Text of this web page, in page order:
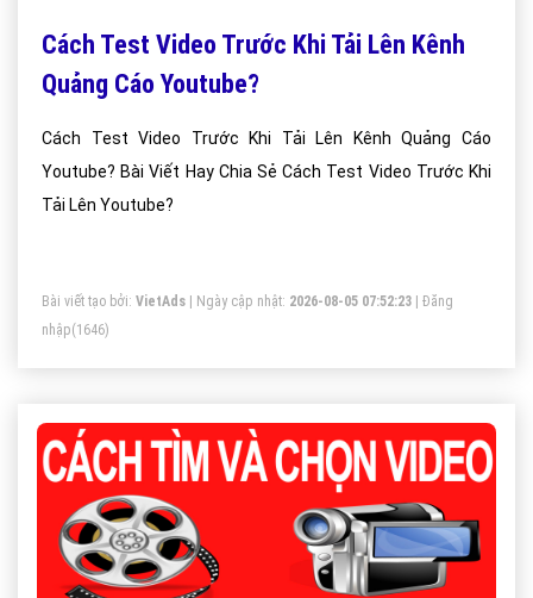
Cách Test Video Trước Khi Tải Lên Kênh
Quảng Cáo Youtube?
Cách Test Video Trước Khi Tải Lên Kênh Quảng Cáo
Youtube? Bài Viết Hay Chia Sẻ Cách Test Video Trước Khi
Tải Lên Youtube?
Bài viết tạo bởi: VietAds | Ngày cập nhật: 2026-08-05 07:52:23
Đăng
nhập(1646)